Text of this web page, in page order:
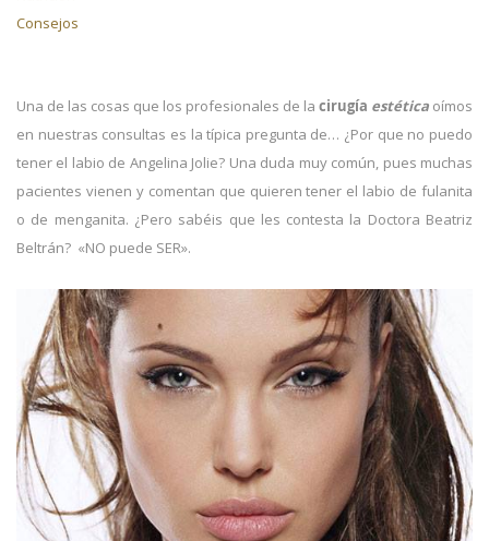
Consejos
Una de las cosas que los profesionales de la cirugía estética oímos
en nuestras consultas es la típica pregunta de… ¿Por que no puedo
tener el labio de Angelina Jolie? Una duda muy común, pues muchas
pacientes vienen y comentan que quieren tener el labio de fulanita
o de menganita. ¿Pero sabéis que les contesta la Doctora Beatriz
Beltrán? «NO puede SER».